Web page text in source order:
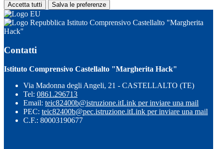
Accetta tutti Salva le preferenze
Istituto Comprensivo Castellalto "Margherita
Hack"
Contatti
Istituto Comprensivo Castellalto "Margherita Hack"
Via Madonna degli Angeli, 21 - CASTELLALTO (TE)
Tel: 0861.296713
Email: teic82400b@istruzione.itLink per inviare una mail
PEC: teic82400b@pec.istruzione.itLink per inviare una mail
C.F.: 80003190677